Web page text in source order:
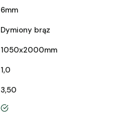
6mm
Dymiony brąz
1050x2000mm
1,0
3,50
tak